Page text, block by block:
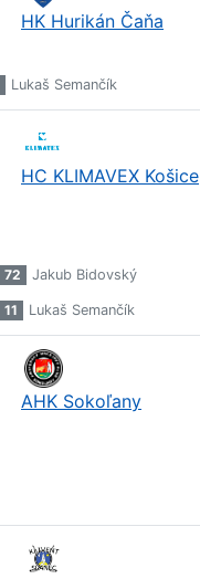
HK Hurikán Čaňa
Lukaš Semančík
HC KLIMAVEX Košice
72 Jakub Bidovský
11 Lukaš Semančík
AHK Sokoľany